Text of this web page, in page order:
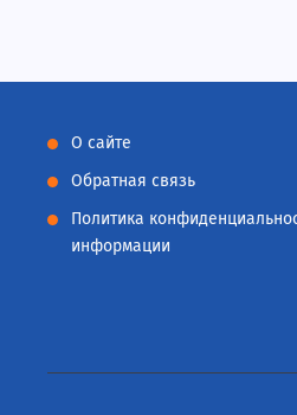
О сайте
Обратная связь
Политика
информации